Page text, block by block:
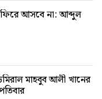
আসবে না: আব্দুল
মাহবুব আলী খানের